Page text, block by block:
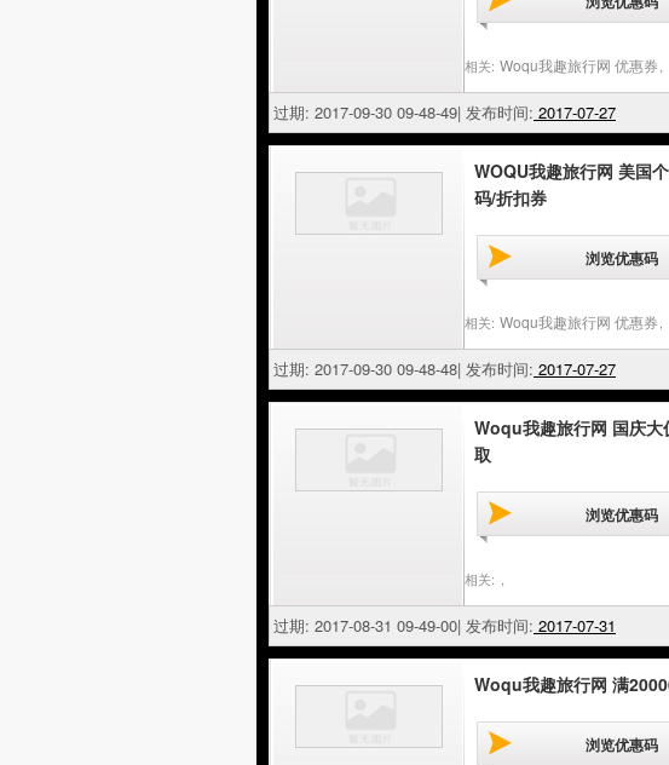
相关: Woqu我趣旅行网 优惠券
过期: 2017-09-30 09-48-49| 发布时间: 2017-07-27
WOQU我趣旅行网 美国
码/折扣券
浏览优惠码
相关: Woqu我趣旅行网 优惠券
过期: 2017-09-30 09-48-48| 发布时间: 2017-07-27
Woqu我趣旅行网 国庆
取
浏览优惠码
相关:
过期: 2017-08-31 09-49-00| 发布时间: 2017-07-31
Woqu我趣旅行网 满
浏览优惠码